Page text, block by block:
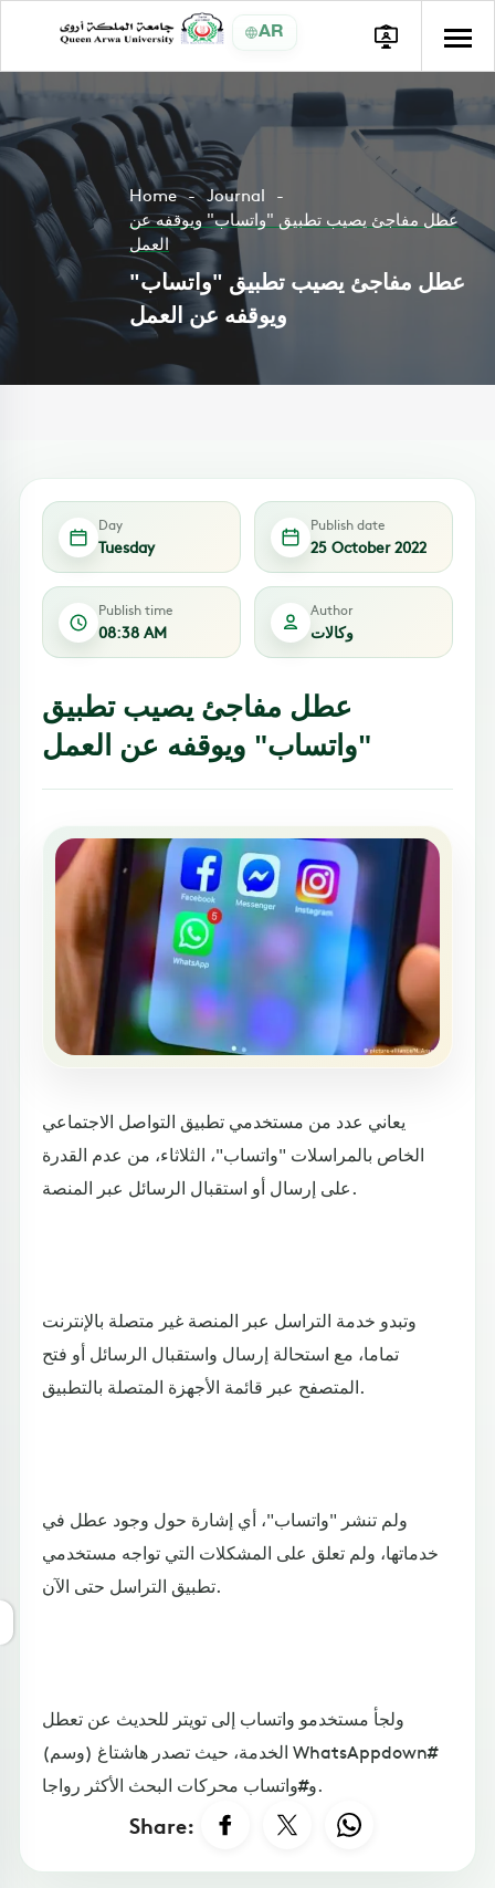
AR
Home
Journal
عطل مفاجئ يصيب تطبيق "واتساب" ويوقفه عن
العمل
عطل مفاجئ يصيب تطبيق "واتساب"
ويوقفه عن العمل
Day
Tuesday
Publish date
25 October 2022
Publish time
08:38 AM
Author
وكالات
عطل مفاجئ يصيب تطبيق
"واتساب" ويوقفه عن العمل
يعاني عدد من مستخدمي تطبيق التواصل الاجتماعي
الخاص بالمراسلات "واتساب"، الثلاثاء، من عدم القدرة
على إرسال أو استقبال الرسائل عبر المنصة.
وتبدو خدمة التراسل عبر المنصة غير متصلة بالإنترنت
تماما، مع استحالة إرسال واستقبال الرسائل أو فتح
المتصفح عبر قائمة الأجهزة المتصلة بالتطبيق.
ولم تنشر "واتساب"، أي إشارة حول وجود عطل في
خدماتها، ولم تعلق على المشكلات التي تواجه مستخدمي
تطبيق التراسل حتى الآن.
ولجأ مستخدمو واتساب إلى تويتر للحديث عن تعطل
الخدمة، حيث تصدر هاشتاغ (وسم) WhatsAppdown#
و#واتساب محركات البحث الأكثر رواجا.
Share: